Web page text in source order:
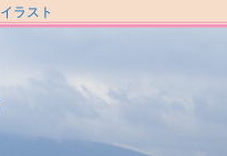
イラスト